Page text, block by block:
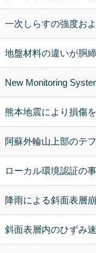
一次しらすの強度お
地盤材料の違いが胴
New Monitoring
熊本地震により損傷
阿蘇外輪山上部のテ
ローカル環境認証の
降雨による斜面表層
斜面表層内のひずみ